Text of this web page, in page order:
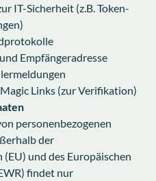
IT-Sicherheit (z.B. Token-
Empfängeradresse
Links (zur Verifikation)
personenbezogenen
der
und des Europäischen
findet nur